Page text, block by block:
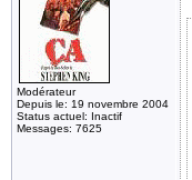
Modérateur
Depuis le: 19 novembre 2004
Status actuel: Inactif
Messages: 7625